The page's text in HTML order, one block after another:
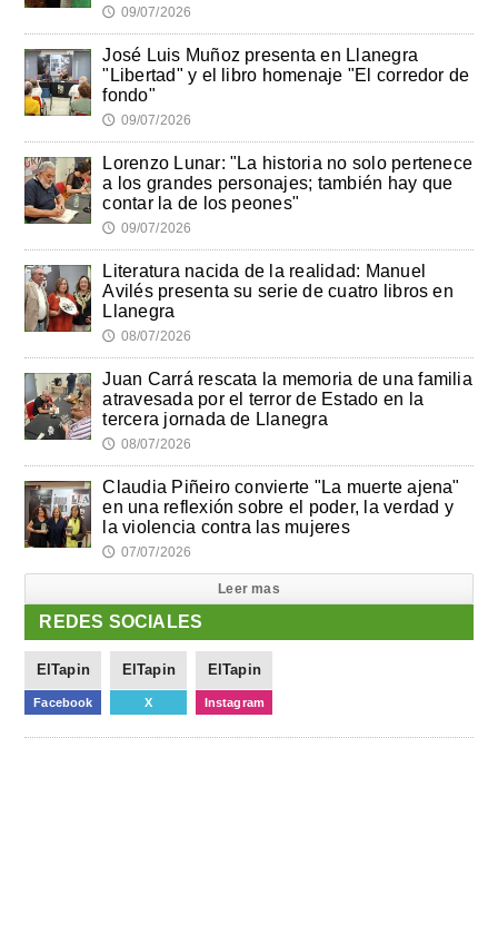
🕔 09/07/2026
José Luis Muñoz presenta en Llanegra
"Libertad" y el libro homenaje "El corredor de
fondo"
🕔 09/07/2026
Lorenzo Lunar: "La historia no solo pertenece
a los grandes personajes; también hay que
contar la de los peones"
🕔 09/07/2026
Literatura nacida de la realidad: Manuel
Avilés presenta su serie de cuatro libros en
Llanegra
🕔 08/07/2026
Juan Carrá rescata la memoria de una familia
atravesada por el terror de Estado en la
tercera jornada de Llanegra
🕔 08/07/2026
Claudia Piñeiro convierte "La muerte ajena"
en una reflexión sobre el poder, la verdad y
la violencia contra las mujeres
🕔 07/07/2026
Leer mas
REDES SOCIALES
ElTapin
Facebook
ElTapin
X
ElTapin
Instagram